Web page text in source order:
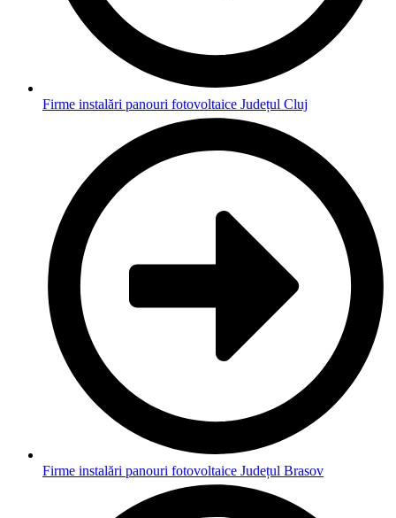
Firme instalări panouri fotovoltaice Județul Cluj
Firme instalări panouri fotovoltaice Județul Brasov